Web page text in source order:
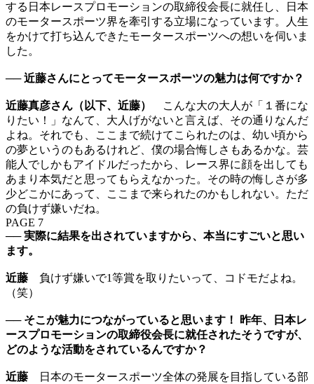
する日本レースプロモーションの取締役会長に就任し、日本
のモータースポーツ界を牽引する立場になっています。人生
をかけて打ち込んできたモータースポーツへの想いを伺いま
した。
── 近藤さんにとってモータースポーツの魅力は何ですか？
近藤真彦さん（以下、近藤）
こんな大の大人が「１番にな
りたい！」なんて、大人げがないと言えば、その通りなんだ
よね。それでも、ここまで続けてこられたのは、幼い頃から
の夢というのもあるけれど、僕の場合悔しさもあるかな。芸
能人でしかもアイドルだったから、レース界に顔を出しても
あまり本気だと思ってもらえなかった。その時の悔しさが多
少どこかにあって、ここまで来られたのかもしれない。ただ
の負けず嫌いだね。
PAGE 7
── 実際に結果を出されていますから、本当にすごいと思い
ます。
近藤 負けず嫌いで1等賞を取りたいって、コドモだよね。
（笑）
── そこが魅力につながっていると思います！ 昨年、日本レ
ースプロモーションの取締役会長に就任されたそうですが、
どのような活動をされているんですか？
近藤 日本のモータースポーツ全体の発展を目指している部